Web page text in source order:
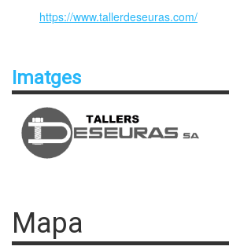
https://www.tallerdeseuras.com/
Imatges
Mapa